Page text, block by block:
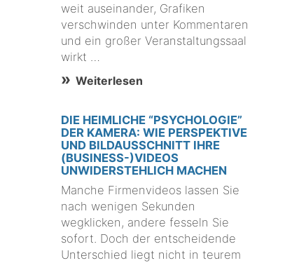
weit auseinander, Grafiken
verschwinden unter Kommentaren
und ein großer Veranstaltungssaal
wirkt …
Weiterlesen
DIE HEIMLICHE “PSYCHOLOGIE”
DER KAMERA: WIE PERSPEKTIVE
UND BILDAUSSCHNITT IHRE
(BUSINESS-)VIDEOS
UNWIDERSTEHLICH MACHEN
Manche Firmenvideos lassen Sie
nach wenigen Sekunden
wegklicken, andere fesseln Sie
sofort. Doch der entscheidende
Unterschied liegt nicht in teurem